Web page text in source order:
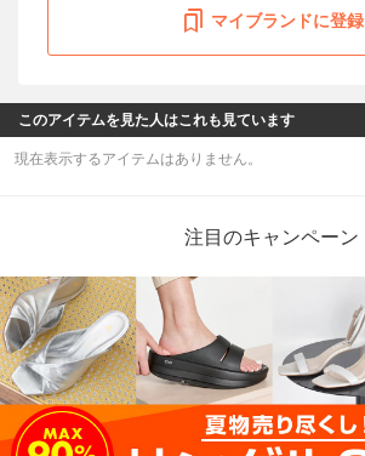
マイブランドに登録
このアイテムを見た人はこれも見ています
現在表示するアイテムはありません。
注目のキャンペーン